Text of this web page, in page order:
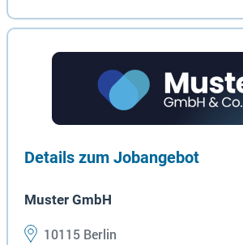
Details zum Jobangebot
Muster GmbH
10115 Berlin